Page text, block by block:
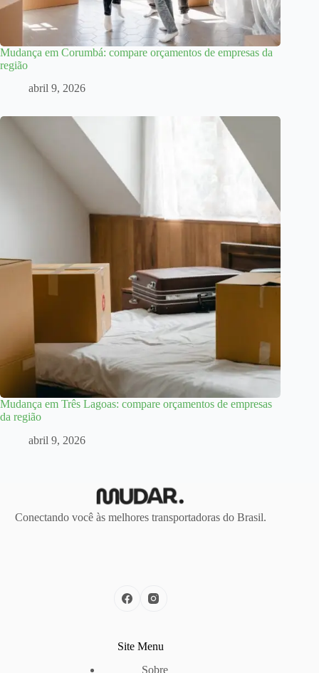
Mudança em Corumbá: compare orçamentos de empresas da
região
abril 9, 2026
Mudança em Três Lagoas: compare orçamentos de empresas
da região
abril 9, 2026
Conectando você às melhores transportadoras do Brasil.
Site Menu
Sobre